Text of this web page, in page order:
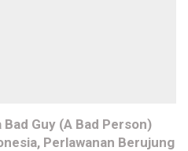
Bad Guy (A Bad Person)
Perlawanan Berujung